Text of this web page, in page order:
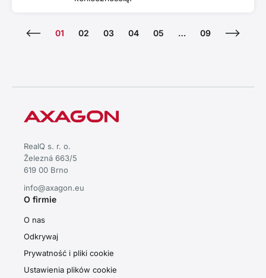
01 02 03 04 05 … 09
RealQ s. r. o.
Železná 663/5
619 00 Brno
info@axagon.eu
O firmie
O nas
Odkrywaj
Prywatność i pliki cookie
Ustawienia plików cookie